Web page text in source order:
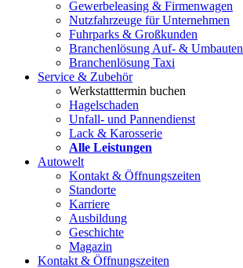
Gewerbeleasing & Firmenwagen
Nutzfahrzeuge für Unternehmen
Fuhrparks & Großkunden
Branchenlösung Auf- & Umbauten
Branchenlösung Taxi
Service & Zubehör
Werkstatttermin buchen
Hagelschaden
Unfall- und Pannendienst
Lack & Karosserie
Alle Leistungen
Autowelt
Kontakt & Öffnungszeiten
Standorte
Karriere
Ausbildung
Geschichte
Magazin
Kontakt & Öffnungszeiten